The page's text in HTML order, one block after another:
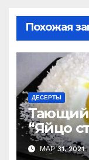
Похожая
ДЕСЕРТЫ
Тающий
“Яйцо
МАР 31, 2021